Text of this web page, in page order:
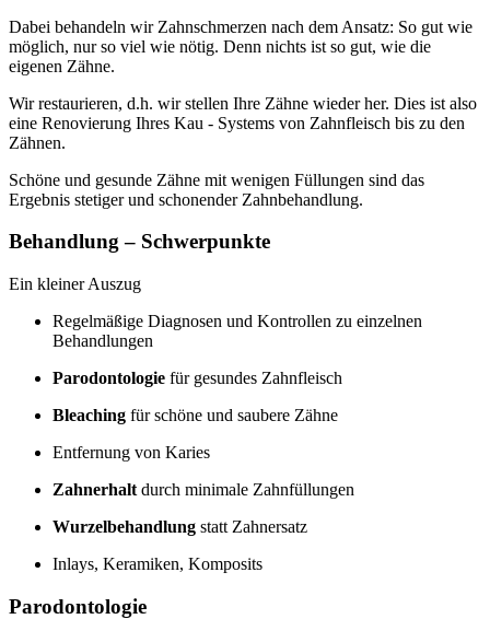
Dabei behandeln wir Zahnschmerzen nach dem Ansatz: So gut wie
möglich, nur so viel wie nötig. Denn nichts ist so gut, wie die
eigenen Zähne.
Wir restaurieren, d.h. wir stellen Ihre Zähne wieder her. Dies ist also
eine Renovierung Ihres Kau - Systems von Zahnfleisch bis zu den
Zähnen.
Schöne und gesunde Zähne mit wenigen Füllungen sind das
Ergebnis stetiger und schonender Zahnbehandlung.
Behandlung – Schwerpunkte
Ein kleiner Auszug
Regelmäßige Diagnosen und Kontrollen zu einzelnen
Behandlungen
Parodontologie für gesundes Zahnfleisch
Bleaching für schöne und saubere Zähne
Entfernung von Karies
Zahnerhalt durch minimale Zahnfüllungen
Wurzelbehandlung statt Zahnersatz
Inlays, Keramiken, Komposits
Parodontologie